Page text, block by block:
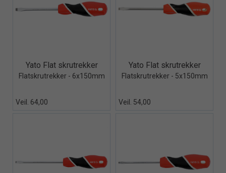
Quick View+
Yato Flat skrutrekker
Flatskrutrekker - 6x150mm
Veil. 64,00
Quick View+
Yato Flat skrutrekker
Flatskrutrekker - 5x150mm
Veil. 54,00